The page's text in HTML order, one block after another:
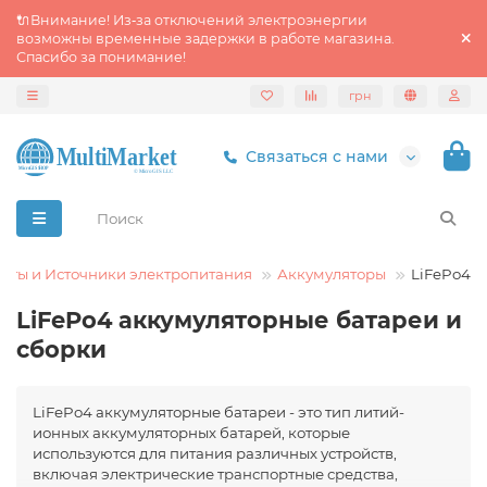
🔌Внимание! Из‑за отключений электроэнергии
возможны временные задержки в работе магазина.
Спасибо за понимание!
грн
Связаться с нами
и Источники электропитания Аккумуляторы LiFePo4
LiFePo4 аккумуляторные батареи и
сборки
LiFePo4 аккумуляторные батареи - это тип литий-
ионных аккумуляторных батарей, которые
используются для питания различных устройств,
включая электрические транспортные средства,